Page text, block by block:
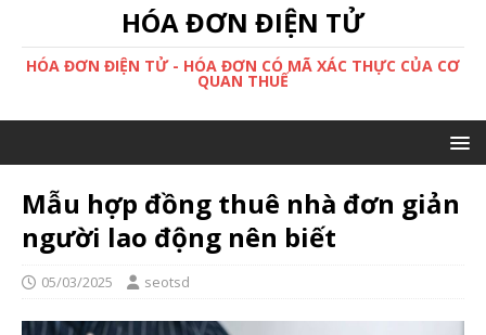
HÓA ĐƠN ĐIỆN TỬ
HÓA ĐƠN ĐIỆN TỬ - HÓA ĐƠN CÓ MÃ XÁC THỰC CỦA CƠ
QUAN THUẾ
Mẫu hợp đồng thuê nhà đơn giản
người lao động nên biết
05/03/2025 seotsd